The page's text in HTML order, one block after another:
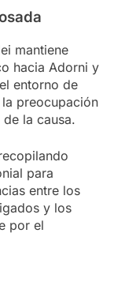
mantiene
hacia Adorni y
entorno de
preocupación
la causa.
para
entre los
y los
por el